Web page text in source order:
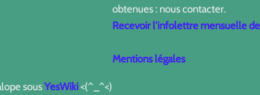
obtenues : nous contacter.
Recevoir l'infolettre mensuelle
Mentions légales
sousYesWiki<(^_^<)